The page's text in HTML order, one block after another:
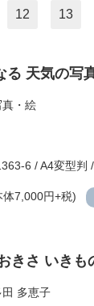
12 13
る 天気の
・絵
6 / A4変型判
体7,000円+税)
きさ いき
田 多恵子